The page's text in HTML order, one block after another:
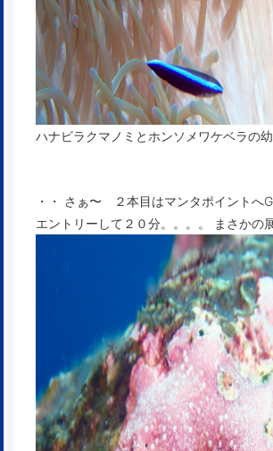
ハナビラクマノミとホンソメワケベラの
・・ さぁ〜 ２本目はマンタポイントへ
エントリーして２０分。。。。 まさかの